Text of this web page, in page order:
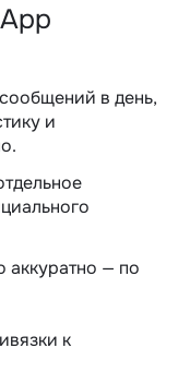
в день,
и
аккуратно — по
к